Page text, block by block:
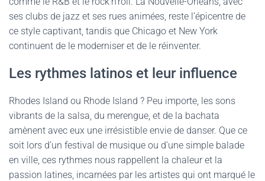
ses clubs de jazz et ses rues animées, reste l’épicentre de
ce style captivant, tandis que Chicago et New York
continuent de le moderniser et de le réinventer.
Les rythmes latinos et leur influence
Rhodes Island ou Rhode Island ? Peu importe, les sons
vibrants de la salsa, du merengue, et de la bachata
amènent avec eux une irrésistible envie de danser. Que ce
soit lors d’un festival de musique ou d’une simple balade
en ville, ces rythmes nous rappellent la chaleur et la
passion latines, incarnées par les artistes qui ont marqué le